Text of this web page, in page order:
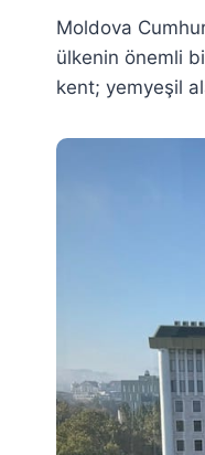
Moldova
ülkenin önemli
kent; yemyeşil